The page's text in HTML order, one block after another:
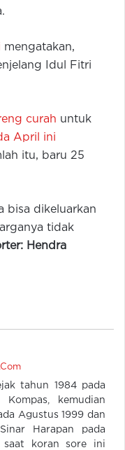
mengatakan,
Idul Fitri
curah untuk
April ini
itu, baru 25
bisa dikeluarkan
tidak
Hendra
tahun 1984 pada
kemudian
Agustus 1999 dan
Harapan pada
saat koran sore ini